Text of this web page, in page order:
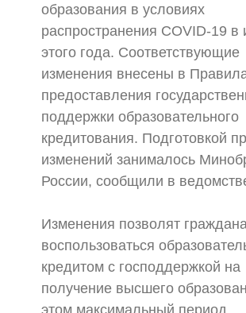
образования в условиях
распространения COVID-19 в
этого года. Соответствующие
изменения внесены в
предоставления
поддержки образовательного
кредитования. Подготовкой
изменений занималось
России, сообщили в
Изменения позволят
воспользоваться
кредитом с господдержкой на
получение высшего
этом максимальный период